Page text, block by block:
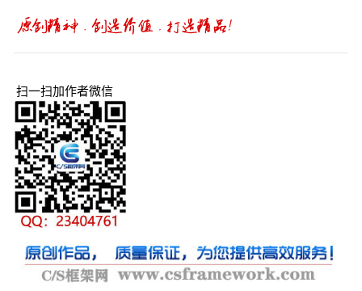
扫一扫加作者微信